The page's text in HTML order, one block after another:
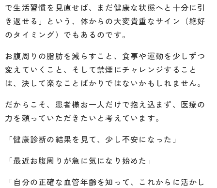
で生活習慣を見直せば、まだ健康な状態へと十分に引
き返せる」という、体からの大変貴重なサイン（絶好
のタイミング）でもあるのです。
お腹周りの脂肪を減らすこと、食事や運動を少しずつ
変えていくこと、そして禁煙にチャレンジすること
は、決して楽なことばかりではないかもしれません。
だからこそ、患者様お一人だけで抱え込まず、医療の
力を頼っていただきたいと考えています。
「健康診断の結果を見て、少し不安になった」
「最近お腹周りが急に気になり始めた」
「自分の正確な血管年齢を知って、これからに活かし